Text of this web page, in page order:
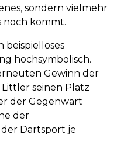
sondern vielmehr
noch kommt.
beispielloses
hochsymbolisch.
Gewinn der
seinen Platz
der Gegenwart
der
Dartsport je